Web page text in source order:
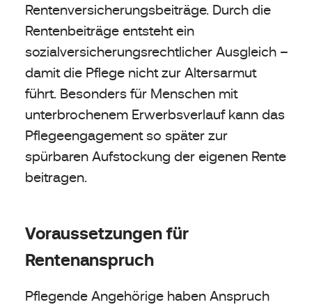
Rentenversicherungsbeiträge. Durch die
Rentenbeiträge entsteht ein
sozialversicherungsrechtlicher Ausgleich –
damit die Pflege nicht zur Altersarmut
führt. Besonders für Menschen mit
unterbrochenem Erwerbsverlauf kann das
Pflegeengagement so später zur
spürbaren Aufstockung der eigenen Rente
beitragen.
Voraussetzungen für
Rentenanspruch
Pflegende Angehörige haben Anspruch